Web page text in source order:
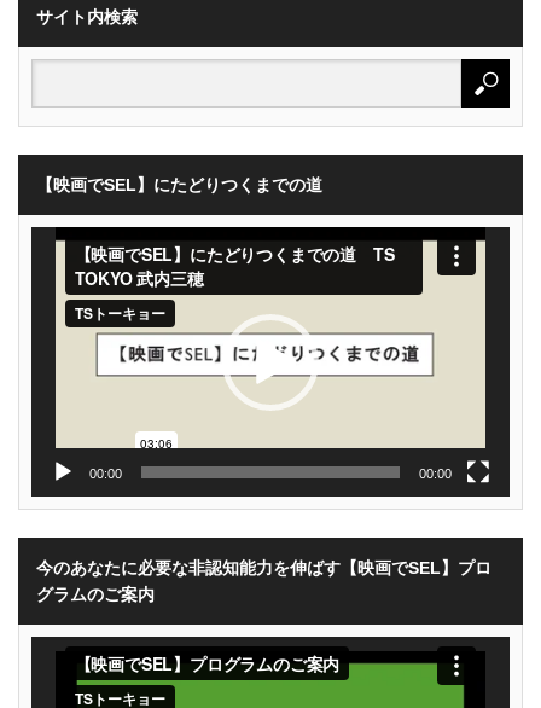
サイト内検索
【映画でSEL】にたどりつくまでの道
00:00 00:00
今のあなたに必要な非認知能力を伸ばす【映画でSEL】プロ
グラムのご案内